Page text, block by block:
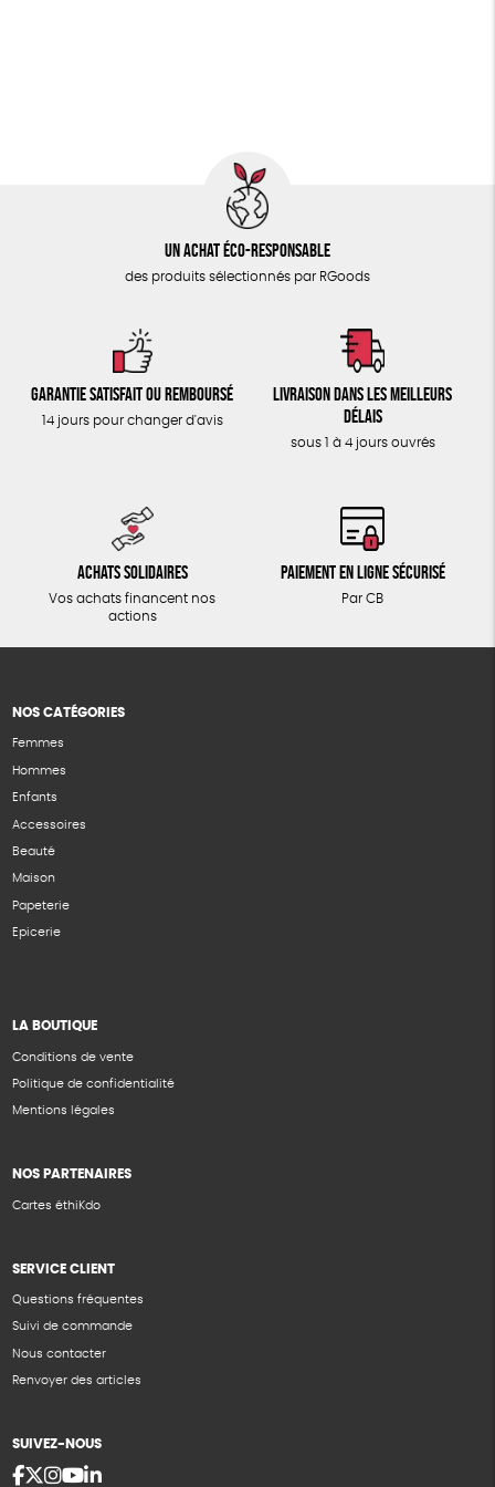
Un achat éco-responsable
des produits sélectionnés par RGoods
Garantie satisfait ou remboursé
14 jours pour changer d'avis
Livraison dans les meilleurs
délais
sous 1 à 4 jours ouvrés
Achats solidaires
Vos achats financent nos
actions
Paiement en ligne sécurisé
Par CB
NOS CATÉGORIES
Femmes
Hommes
Enfants
Accessoires
Beauté
Maison
Papeterie
Epicerie
LA BOUTIQUE
Conditions de vente
Politique de confidentialité
Mentions légales
NOS PARTENAIRES
Cartes éthiKdo
SERVICE CLIENT
Questions fréquentes
Suivi de commande
Nous contacter
Renvoyer des articles
SUIVEZ-NOUS